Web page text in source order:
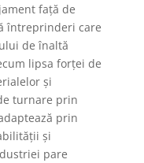
față de
întreprinderi care
de înaltă
lipsa forței de
și
turnare prin
prin
și
pare